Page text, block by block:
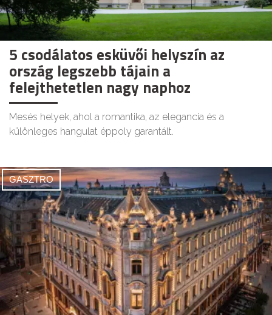
5 csodálatos esküvői helyszín az
ország legszebb tájain a
felejthetetlen nagy naphoz
Mesés helyek, ahol a romantika, az elegancia és a
különleges hangulat éppoly garantált.
GASZTRO